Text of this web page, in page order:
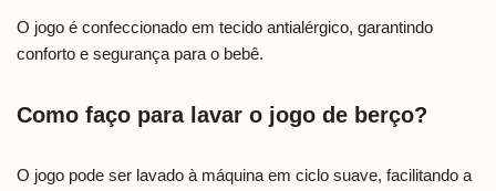
O jogo é confeccionado em tecido antialérgico, garantindo
conforto e segurança para o bebê.
Como faço para lavar o jogo de berço?
O jogo pode ser lavado à máquina em ciclo suave, facilitando a